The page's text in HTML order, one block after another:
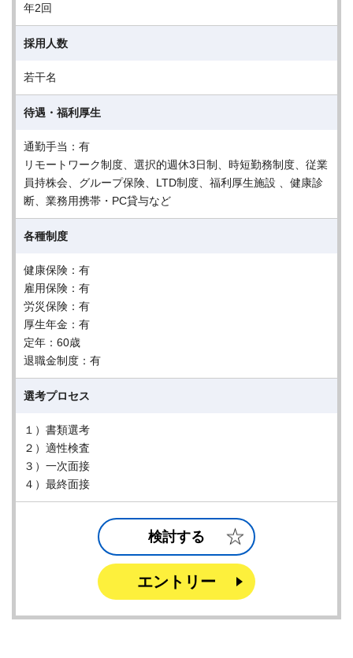
年2回
採用人数
若干名
待遇・福利厚生
通勤手当：有
リモートワーク制度、選択的週休3日制、時短勤務制度、従業
員持株会、グループ保険、LTD制度、福利厚生施設 、健康診
断、業務用携帯・PC貸与など
各種制度
健康保険：有
雇用保険：有
労災保険：有
厚生年金：有
定年：60歳
退職金制度：有
選考プロセス
１）書類選考
２）適性検査
３）一次面接
４）最終面接
検討する
エントリー